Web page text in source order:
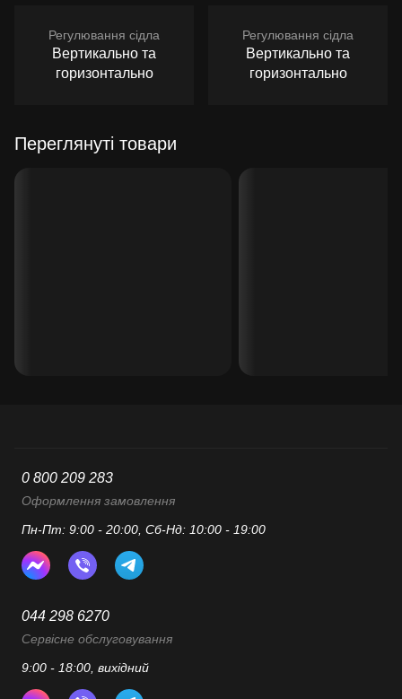
Регулювання сідла
Вертикально та
горизонтально
Регулювання сідла
Вертикально та
горизонтально
Переглянуті товари
0 800 209 283
Оформлення замовлення
Пн-Пт: 9:00 - 20:00, Сб-Нд: 10:00 - 19:00
044 298 6270
Сервісне обслуговування
9:00 - 18:00, вихідний